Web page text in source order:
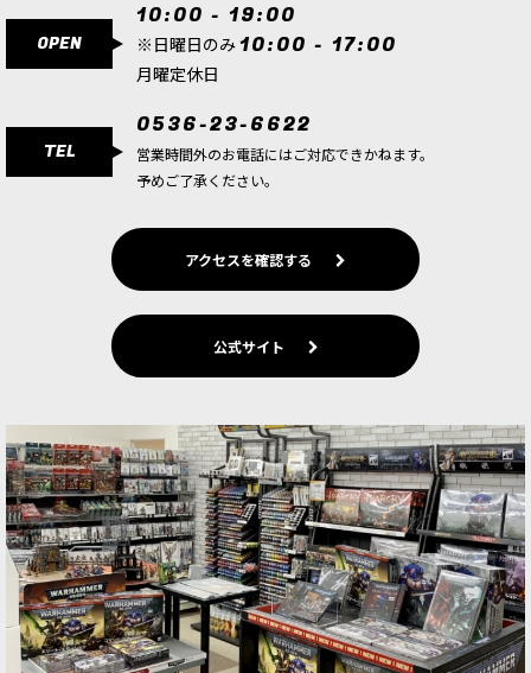
OPEN
10:00 - 19:00
※日曜日のみ 10:00 - 17:00
月曜定休日
TEL
0536-23-6622
営業時間外のお電話にはご対応できかねます。
予めご了承ください。
アクセスを確認する
公式サイト